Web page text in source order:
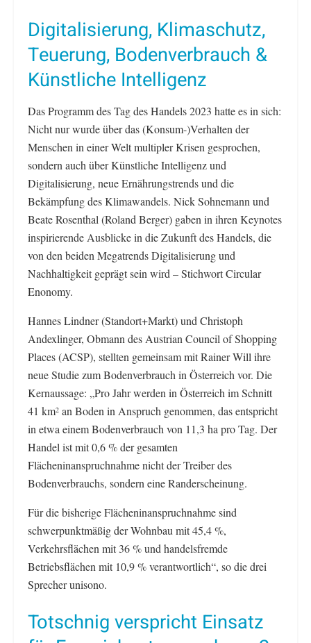
Digitalisierung, Klimaschutz,
Teuerung, Bodenverbrauch &
Künstliche Intelligenz
Das Programm des Tag des Handels 2023 hatte es in sich:
Nicht nur wurde über das (Konsum-)Verhalten der
Menschen in einer Welt multipler Krisen gesprochen,
sondern auch über Künstliche Intelligenz und
Digitalisierung, neue Ernährungstrends und die
Bekämpfung des Klimawandels. Nick Sohnemann und
Beate Rosenthal (Roland Berger) gaben in ihren Keynotes
inspirierende Ausblicke in die Zukunft des Handels, die
von den beiden Megatrends Digitalisierung und
Nachhaltigkeit geprägt sein wird – Stichwort Circular
Enonomy.
Hannes Lindner (Standort+Markt) und Christoph
Andexlinger, Obmann des Austrian Council of Shopping
Places (ACSP), stellten gemeinsam mit Rainer Will ihre
neue Studie zum Bodenverbrauch in Österreich vor. Die
Kernaussage: „Pro Jahr werden in Österreich im Schnitt
41 km2 an Boden in Anspruch genommen, das entspricht
in etwa einem Bodenverbrauch von 11,3 ha pro Tag. Der
Handel ist mit 0,6 % der gesamten
Flächeninanspruchnahme nicht der Treiber des
Bodenverbrauchs, sondern eine Randerscheinung.
Für die bisherige Flächeninanspruchnahme sind
schwerpunktmäßig der Wohnbau mit 45,4 %,
Verkehrsflächen mit 36 % und handelsfremde
Betriebsflächen mit 10,9 % verantwortlich“, so die drei
Sprecher unisono.
Totschnig verspricht Einsatz